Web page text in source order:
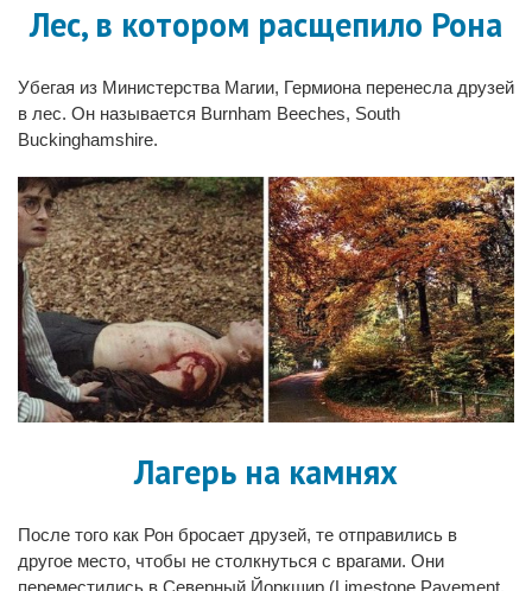
Лес, в котором расщепило Рона
Убегая из Министерства Магии, Гермиона перенесла друзей
в лес. Он называется Burnham Beeches, South
Buckinghamshire.
Лагерь на камнях
После того как Рон бросает друзей, те отправились в
другое место, чтобы не столкнуться с врагами. Они
переместились в Северный Йоркшир (Limestone Pavement,